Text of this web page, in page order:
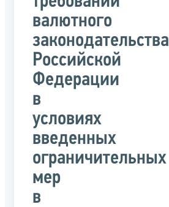
валютного
законодательства
Российской
Федерации
в
условиях
введенных
ограничительных
мер
в